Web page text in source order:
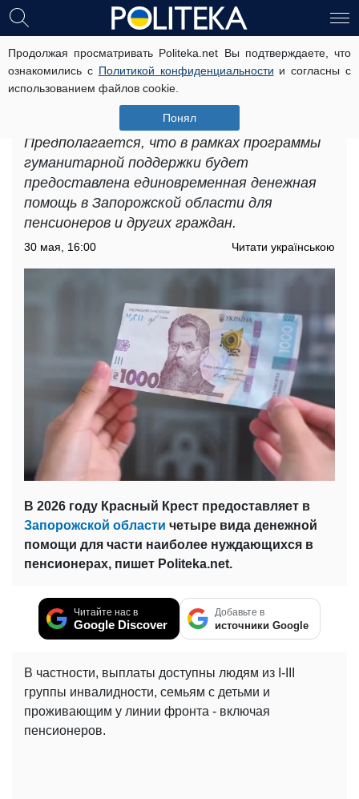
Продолжая просматривать Politeka.net Вы подтверждаете, что
ознакомились с Политикой конфиденциальности и согласны с
использованием файлов cookie.
Понял
Пенсионеры в Запорожской
области могут получить денежную
помощь: какие условия и размер
Предполагается, что в рамках программы
гуманитарной поддержки будет
предоставлена ​​единовременная денежная
помощь в Запорожской области для
пенсионеров и других граждан.
30 мая, 16:00 Читати українською
В 2026 году Красный Крест предоставляет в
Запорожской области четыре вида денежной
помощи для части наиболее нуждающихся в
пенсионерах, пишет Politeka.net.
Читайте нас в
Google Discover
Добавьте в
источники Google
В частности, выплаты доступны людям из I-III
группы инвалидности, семьям с детьми и
проживающим у линии фронта - включая
пенсионеров.